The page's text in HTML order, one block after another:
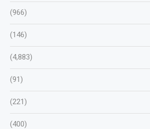
(966)
(146)
(4,883)
(91)
(221)
(400)